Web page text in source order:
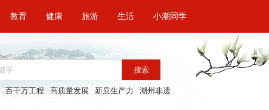
教育 健康 旅游 生活 小潮同学
搜索
百千万工程 高质量发展 新质生产力 潮州非遗